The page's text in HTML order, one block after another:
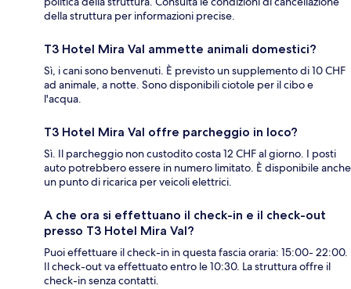
della struttura per informazioni precise.
T3 Hotel Mira Val ammette animali domestici?
Sì, i cani sono benvenuti. È previsto un supplemento di 10 CHF
ad animale, a notte. Sono disponibili ciotole per il cibo e
l'acqua.
T3 Hotel Mira Val offre parcheggio in loco?
Sì. Il parcheggio non custodito costa 12 CHF al giorno. I posti
auto potrebbero essere in numero limitato. È disponibile anche
un punto di ricarica per veicoli elettrici.
A che ora si effettuano il check-in e il check-out
presso T3 Hotel Mira Val?
Puoi effettuare il check-in in questa fascia oraria: 15:00- 22:00.
Il check-out va effettuato entro le 10:30. La struttura offre il
check-in senza contatti.